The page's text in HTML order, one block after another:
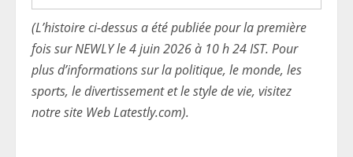
(L’histoire ci-dessus a été publiée pour la première
fois sur NEWLY le 4 juin 2026 à 10 h 24 IST. Pour
plus d’informations sur la politique, le monde, les
sports, le divertissement et le style de vie, visitez
notre site Web Latestly.com).